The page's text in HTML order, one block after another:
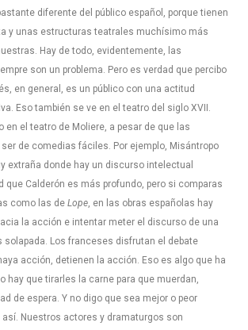
diferente del público español, porque tienen
y unas estructuras teatrales muchísimo más
Hay de todo, evidentemente, las
son un problema. Pero es verdad que percibo
en general, es un público con una actitud
Eso también se ve en el teatro del siglo XVII.
en el teatro de Moliere, a pesar de que las
de comedias fáciles. Por ejemplo, Misántropo
extraña donde hay un discurso intelectual
que Calderón es más profundo, pero si comparas
como las de Lope, en las obras españolas hay
la acción e intentar meter el discurso de una
solapada. Los franceses disfrutan el debate
acción, detienen la acción. Eso es algo que ha
hay que tirarles la carne para que muerdan,
de espera. Y no digo que sea mejor o peor
así. Nuestros actores y dramaturgos son